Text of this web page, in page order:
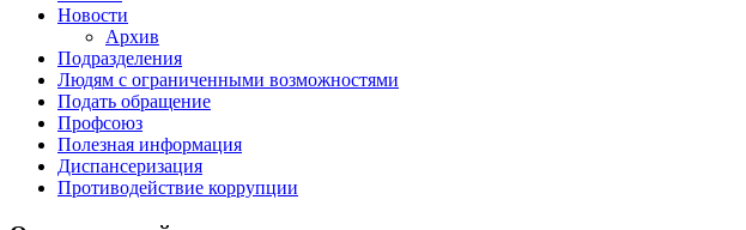
Новости
Архив
Подразделения
Людям с ограниченными возможностями
Подать обращение
Профсоюз
Полезная информация
Диспансеризация
Противодействие коррупции